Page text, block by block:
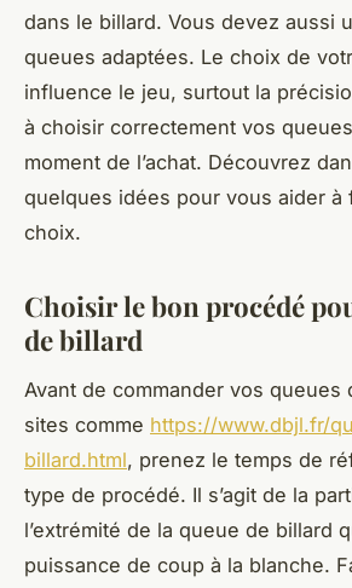
dans le billard. Vous devez aussi
queues adaptées. Le choix de
influence le jeu, surtout la
à choisir correctement vos
moment de l’achat. Découvrez
quelques idées pour vous aider à
choix.
Choisir le bon procédé
de billard
Avant de commander vos queues
sites comme https://www.dbjl.fr/
billard.html, prenez le temps de
type de procédé. Il s’agit de la
l’extrémité de la queue de billard
puissance de coup à la blanche.